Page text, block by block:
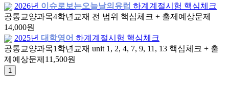
2026년 이슈로보는오늘날의유럽 하계계절시험 핵심체크
공통교양과목4학년 교재 전 범위 핵심체크 + 출제예상문제
14,000원
2025년 대학영어 하계계절시험 핵심체크
공통교양과목1학년 교재 unit 1, 2, 4, 7, 9, 11, 13 핵심체크 + 출
제예상문제 11,500원